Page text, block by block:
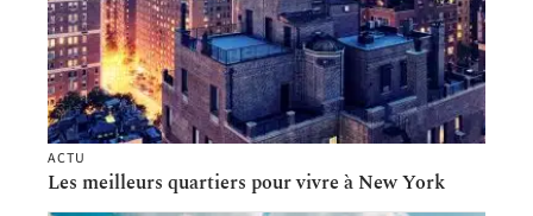
ACTU
Les meilleurs quartiers pour vivre à New York